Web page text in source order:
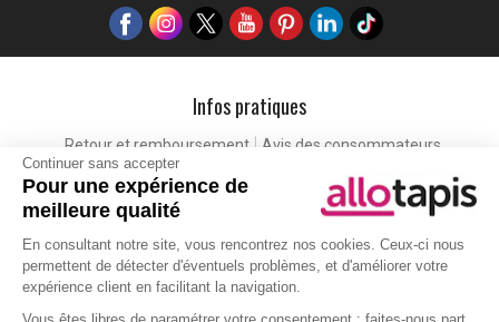
Continuer sans accepter
Pour une expérience de
meilleure qualité
En consultant notre site, vous rencontrez nos cookies. Ceux-ci nous
permettent de détecter d'éventuels problèmes, et d'améliorer votre
expérience client en facilitant la navigation.
Infos pratiques
Retour et remboursement
Avis des consommateurs
Tapis et paillasson personnalisé
Labels de qualité
Eco-participation
Vos avantages
Cartes cadeaux
Aide